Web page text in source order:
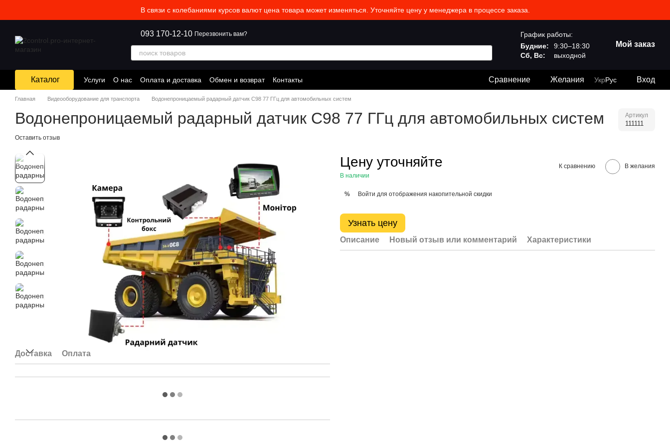
В связи с колебаниями курсов валют цена товара может изменяться. Уточняйте цену у менеджера в процессе заказа.
093 170-12-10 Перезвонить вам?
График работы:
Будние:
9:30–18:30
Сб, Вс:
выходной
Мой заказ
Каталог Услуги О нас Оплата и доставка Обмен и возврат Контакты Сравнение Желания УкрРус Вход
Главная Видеооборудование для транспорта Водонепроницаемый радарный датчик C98 77 ГГц для автомобильных систем
Водонепроницаемый радарный датчик C98 77 ГГц для автомобильных систем Артикул
111111
Оставить отзыв
Доставка Оплата
Цену уточняйте
В наличии
К сравнению В желания
% Войти для отображения накопительной скидки
Узнать цену
Описание Новый отзыв или комментарий Характеристики